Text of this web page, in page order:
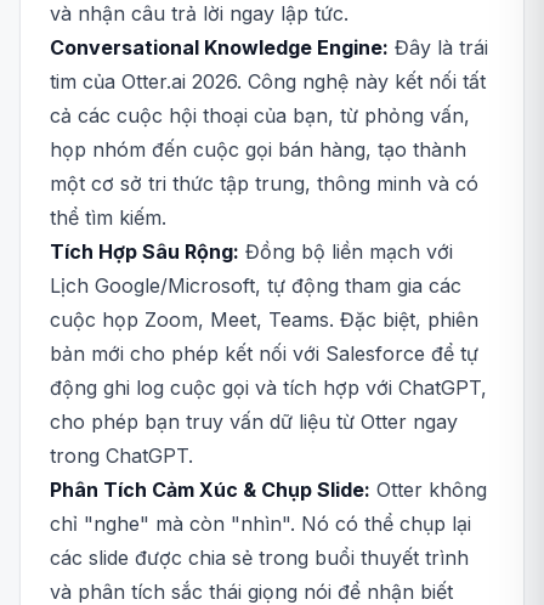
và nhận câu trả lời ngay lập tức.
Conversational Knowledge Engine: Đây là trái
tim của Otter.ai 2026. Công nghệ này kết nối tất
cả các cuộc hội thoại của bạn, từ phỏng vấn,
họp nhóm đến cuộc gọi bán hàng, tạo thành
một cơ sở tri thức tập trung, thông minh và có
thể tìm kiếm.
Tích Hợp Sâu Rộng: Đồng bộ liền mạch với
Lịch Google/Microsoft, tự động tham gia các
cuộc họp Zoom, Meet, Teams. Đặc biệt, phiên
bản mới cho phép kết nối với Salesforce để tự
động ghi log cuộc gọi và tích hợp với ChatGPT,
cho phép bạn truy vấn dữ liệu từ Otter ngay
trong ChatGPT.
Phân Tích Cảm Xúc & Chụp Slide: Otter không
chỉ "nghe" mà còn "nhìn". Nó có thể chụp lại
các slide được chia sẻ trong buổi thuyết trình
và phân tích sắc thái giọng nói để nhận biết